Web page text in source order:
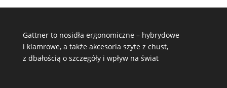
Gattner to nosidła ergonomiczne – hybrydowe
i klamrowe, a także akcesoria szyte z chust,
z dbałością o szczegóły i wpływ na świat